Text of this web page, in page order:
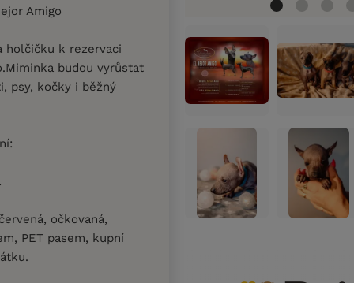
Amigo
holčičku k rezervaci
budou vyrůstat
psy, kočky i běžný
očkovaná,
PET pasem, kupní